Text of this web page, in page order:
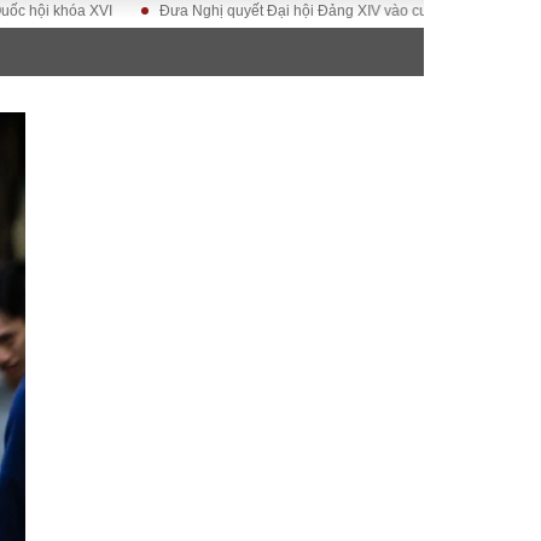
– Đô thị
XVI Đưa Nghị quyết Đại hội Đảng XIV vào cuộc sống